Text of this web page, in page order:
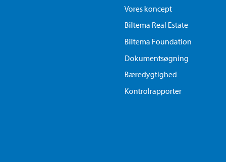
Vores koncept
Biltema Real Estate
Biltema Foundation
Dokumentsøgning
Bæredygtighed
Kontrolrapporter